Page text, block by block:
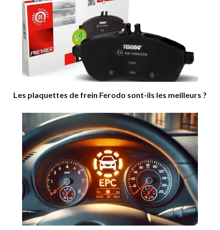
Les plaquettes de frein Ferodo sont-ils les meilleurs ?